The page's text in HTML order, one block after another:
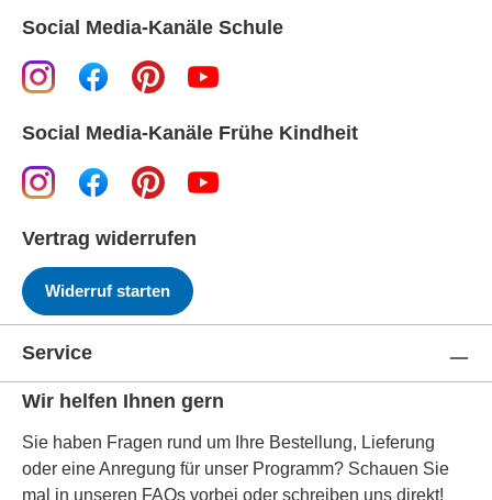
Social Media-Kanäle Schule
Social Media-Kanäle Frühe Kindheit
Vertrag widerrufen
Widerruf starten
Service
Wir helfen Ihnen gern
Sie haben Fragen rund um Ihre Bestellung, Lieferung
oder eine Anregung für unser Programm? Schauen Sie
mal in unseren FAQs vorbei oder schreiben uns direkt!